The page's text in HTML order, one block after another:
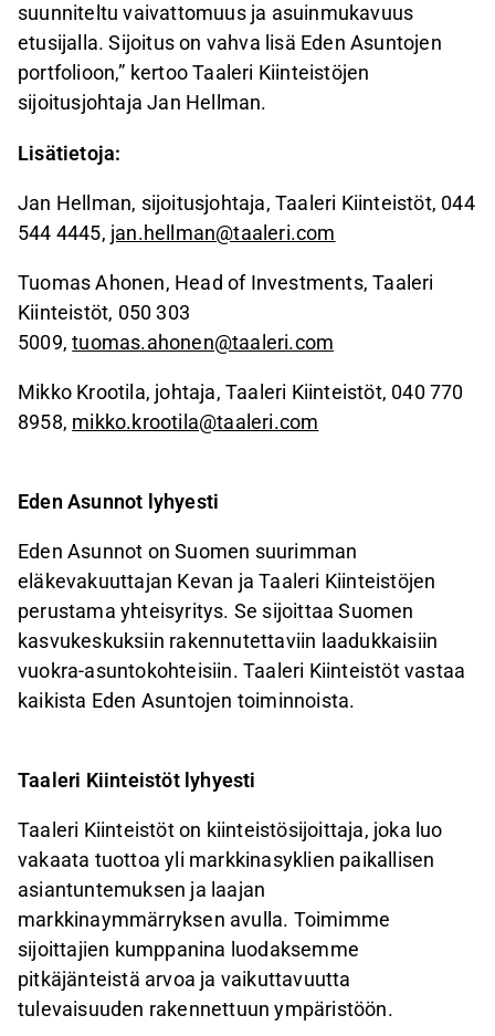
suunniteltu vaivattomuus ja asuinmukavuus
etusijalla. Sijoitus on vahva lisä Eden Asuntojen
portfolioon,” kertoo Taaleri Kiinteistöjen
sijoitusjohtaja Jan Hellman.
Lisätietoja:
Jan Hellman, sijoitusjohtaja, Taaleri Kiinteistöt, 044
544 4445, jan.hellman@taaleri.com
Tuomas Ahonen, Head of Investments, Taaleri
Kiinteistöt, 050 303
5009,tuomas.ahonen@taaleri.com
Mikko Krootila, johtaja, Taaleri Kiinteistöt, 040 770
8958, mikko.krootila@taaleri.com
Eden Asunnot lyhyesti
Eden Asunnot on Suomen suurimman
eläkevakuuttajan Kevan ja Taaleri Kiinteistöjen
perustama yhteisyritys. Se sijoittaa Suomen
kasvukeskuksiin rakennutettaviin laadukkaisiin
vuokra-asuntokohteisiin. Taaleri Kiinteistöt vastaa
kaikista Eden Asuntojen toiminnoista.
Taaleri Kiinteistöt lyhyesti
Taaleri Kiinteistöt on kiinteistösijoittaja, joka luo
vakaata tuottoa yli markkinasyklien paikallisen
asiantuntemuksen ja laajan
markkinaymmärryksen avulla. Toimimme
sijoittajien kumppanina luodaksemme
pitkäjänteistä arvoa ja vaikuttavuutta
tulevaisuuden rakennettuun ympäristöön.